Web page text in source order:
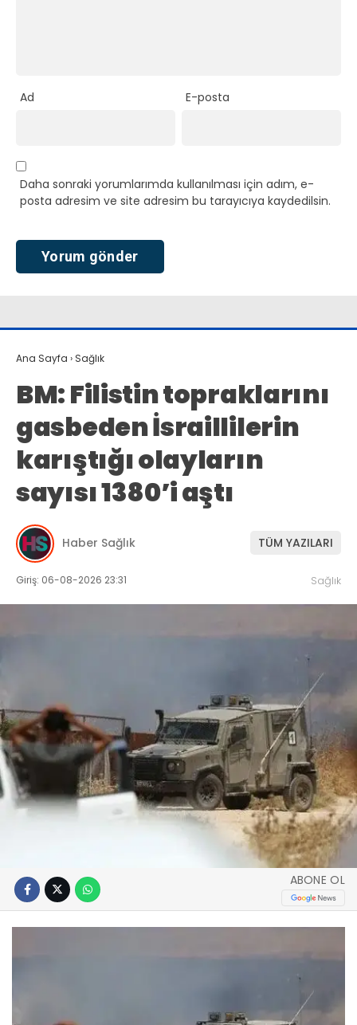
Ad E-posta
Daha sonraki yorumlarımda kullanılması için adım, e-
posta adresim ve site adresim bu tarayıcıya kaydedilsin.
Ana Sayfa › Sağlık
BM: Filistin topraklarını
gasbeden İsraillilerin
karıştığı olayların
sayısı 1380’i aştı
Haber Sağlık TÜM YAZILARI
Giriş: 06-08-2026 23:31 Sağlık
ABONE OL